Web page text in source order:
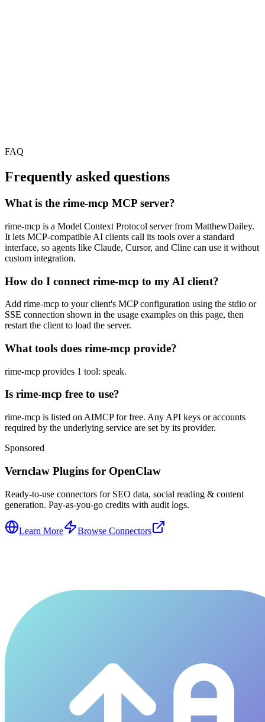
FAQ
Frequently asked questions
What is the rime-mcp MCP server?
rime-mcp is a Model Context Protocol server from MatthewDailey.
It lets MCP-compatible AI clients call its tools over a standard
interface, so agents like Claude, Cursor, and Cline can use it without
custom integration.
How do I connect rime-mcp to my AI client?
Add rime-mcp to your client's MCP configuration using the stdio or
SSE connection shown in the usage examples on this page, then
restart the client to load the server.
What tools does rime-mcp provide?
rime-mcp provides 1 tool: speak.
Is rime-mcp free to use?
rime-mcp is listed on AIMCP for free. Any API keys or accounts
required by the underlying service are set by its provider.
Sponsored
Vernclaw Plugins for OpenClaw
Ready-to-use connectors for SEO data, social reading & content
generation. Pay-as-you-go credits with audit logs.
Learn More Browse Connectors